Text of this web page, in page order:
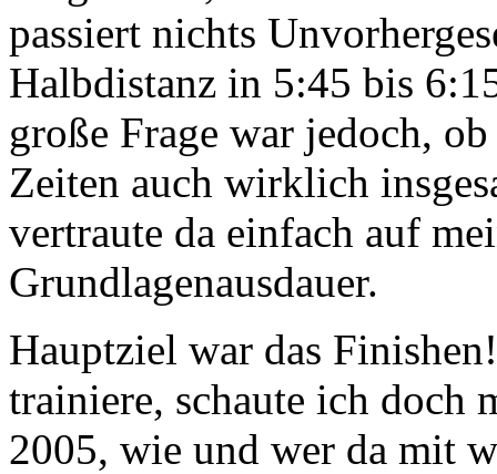
passiert nichts
Halbdistanz in 5:45 bis
große Frage war jedoch,
Zeiten auch wirklich
vertraute da einfach auf
Grundlagenausdauer.
Hauptziel war das
trainiere, schaute ich doch
2005, wie und wer da mit